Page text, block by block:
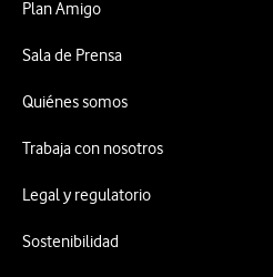
Plan Amigo
Sala de Prensa
Quiénes somos
Trabaja con nosotros
Legal y regulatorio
Sostenibilidad